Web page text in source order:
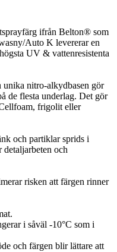
ifrån Belton® som
Auto K levererar en
UV & vattenresistenta
unika nitro-alkydbasen gör
de flesta underlag. Det gör
frigolit eller
och partiklar sprids i
och
risken att färgen rinner
i såväl -10°C som i
och färgen blir lättare att